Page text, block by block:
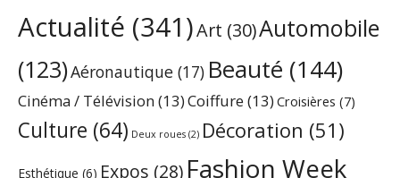
Actualité (341)Art (30)Automobile
(123)Aéronautique (17) Beauté (144)
Cinéma / Télévision(13)Coiffure(13) Croisières (7)
Culture (64) Deux roues (2) Décoration (51)
Esthétique (6) Expos (28) Fashion Week